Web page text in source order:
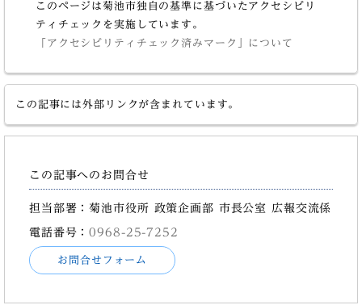
このページは菊池市独自の基準に基づいたアクセシビリ
ティチェックを実施しています。
「アクセシビリティチェック済みマーク」について
この記事には外部リンクが含まれています。
この記事へのお問合せ
担当部署：菊池市役所 政策企画部 市長公室 広報交流係
電話番号：0968-25-7252
お問合せフォーム